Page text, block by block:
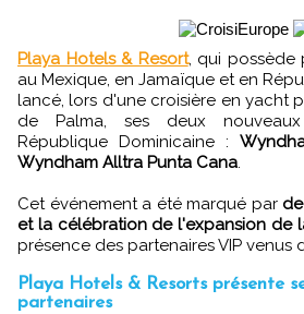
Playa Hotels & Resort, qui possède
au Mexique, en Jamaïque et en
lancé, lors d'une croisière en yacht
de Palma, ses deux nouveaux
République Dominicaine :
Wyndham Alltra Punta Cana.
Cet événement a été marqué par
et la célébration de l'expansion de
présence des partenaires VIP venus
Playa Hotels & Resorts présente
partenaires